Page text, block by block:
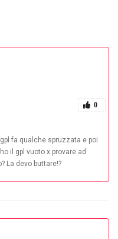
0
fa qualche spruzzata e poi
il gpl vuoto x provare ad
La devo buttare!?